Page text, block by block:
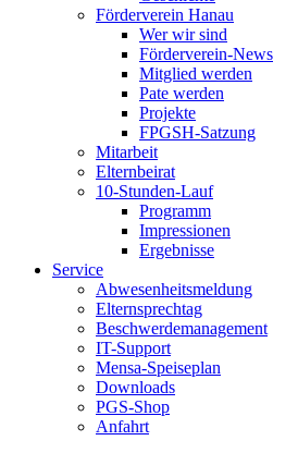
Förderverein Hanau
Wer wir sind
Förderverein-News
Mitglied werden
Pate werden
Projekte
FPGSH-Satzung
Mitarbeit
Elternbeirat
10-Stunden-Lauf
Programm
Impressionen
Ergebnisse
Service
Abwesenheitsmeldung
Elternsprechtag
Beschwerdemanagement
IT-Support
Mensa-Speiseplan
Downloads
PGS-Shop
Anfahrt